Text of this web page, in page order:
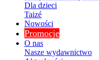
Dla dzieci
Taizé
Nowości
Promocje
O nas
Nasze wydawnictwo